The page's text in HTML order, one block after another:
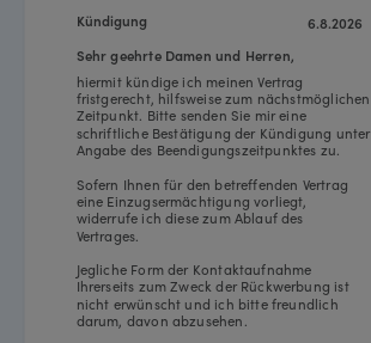
6.8.2026
hiermit kündige ich meinen Vertrag
fristgerecht, hilfsweise zum nächstmöglichen
Zeitpunkt. Bitte senden Sie mir eine
schriftliche Bestätigung der Kündigung unter
Angabe des Beendigungszeitpunktes zu.
Sofern Ihnen für den betreffenden Vertrag
eine Einzugsermächtigung vorliegt,
widerrufe ich diese zum Ablauf des
Vertrages.
Jegliche Form der Kontaktaufnahme
Ihrerseits zum Zweck der Rückwerbung ist
nicht erwünscht und ich bitte freundlich
darum, davon abzusehen.
Sehr geehrte Damen und Herren,
Kündigung